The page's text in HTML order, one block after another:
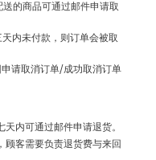
的商品可通过邮件申请取
内未付款，则订单会被取
请取消订单/成功取消订单
内可通过邮件申请退货。
客需要负责退货费与来回